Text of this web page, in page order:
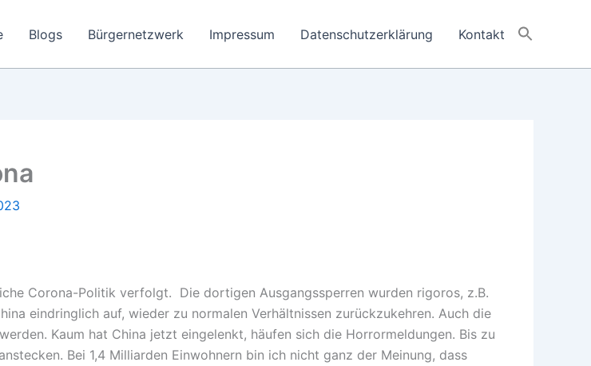
Blogs Bürgernetzwerk Impressum Datenschutzerklärung Kontakt
Corona-Politik verfolgt. Die dortigen Ausgangssperren wurden rigoros, z.B.
eindringlich auf, wieder zu normalen Verhältnissen zurückzukehren. Auch die
Kaum hat China jetzt eingelenkt, häufen sich die Horrormeldungen. Bis zu
Bei 1,4 Milliarden Einwohnern bin ich nicht ganz der Meinung, dass